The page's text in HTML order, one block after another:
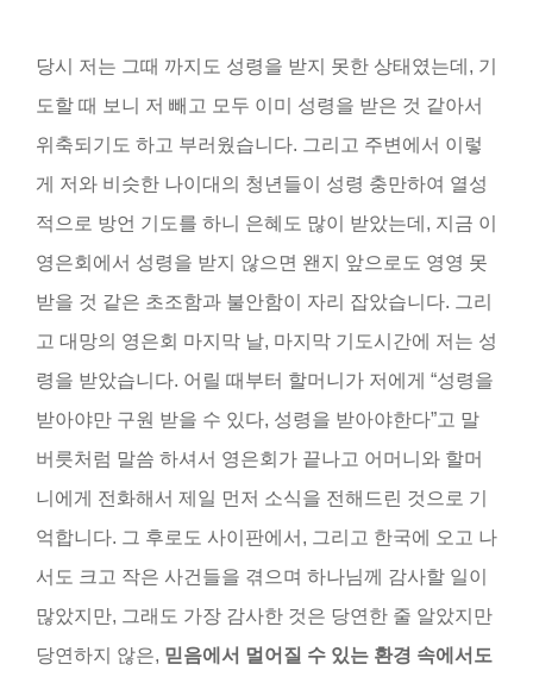
당시 저는 그때 까지도 성령을 받지 못한 상태였는데, 기
도할 때 보니 저 빼고 모두 이미 성령을 받은 것 같아서
위축되기도 하고 부러웠습니다. 그리고 주변에서 이렇
게 저와 비슷한 나이대의 청년들이 성령 충만하여 열성
적으로 방언 기도를 하니 은혜도 많이 받았는데, 지금 이
영은회에서 성령을 받지 않으면 왠지 앞으로도 영영 못
받을 것 같은 초조함과 불안함이 자리 잡았습니다. 그리
고 대망의 영은회 마지막 날, 마지막 기도시간에 저는 성
령을 받았습니다. 어릴 때부터 할머니가 저에게 “성령을
받아야만 구원 받을 수 있다, 성령을 받아야한다”고 말
버릇처럼 말씀 하셔서 영은회가 끝나고 어머니와 할머
니에게 전화해서 제일 먼저 소식을 전해드린 것으로 기
억합니다. 그 후로도 사이판에서, 그리고 한국에 오고 나
서도 크고 작은 사건들을 겪으며 하나님께 감사할 일이
많았지만, 그래도 가장 감사한 것은 당연한 줄 알았지만
당연하지 않은, 믿음에서 멀어질 수 있는 환경 속에서도